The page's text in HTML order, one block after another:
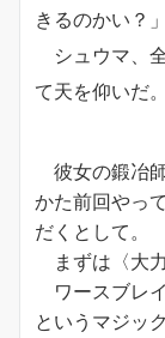
きるのかい？」
シュウマ、
て天を仰いだ。
彼女の鍛冶
かた前回やっ
だくとして。
まずは〈大
ワースブレ
というマジッ